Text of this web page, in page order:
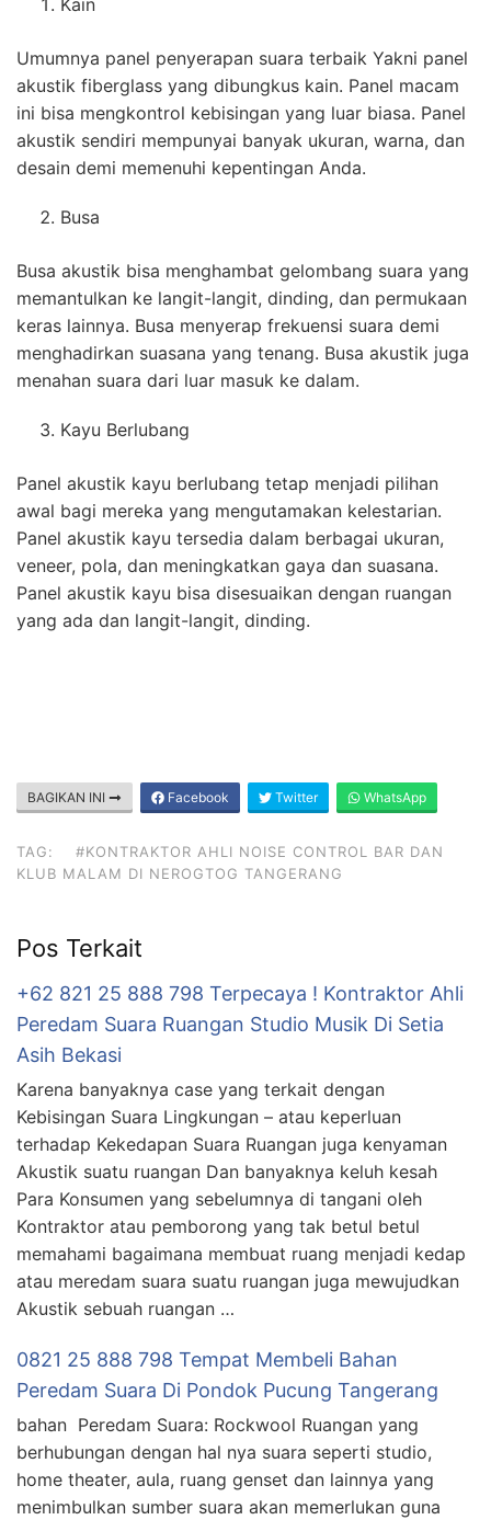
Kain
Umumnya panel penyerapan suara terbaik Yakni panel
akustik fiberglass yang dibungkus kain. Panel macam
ini bisa mengkontrol kebisingan yang luar biasa. Panel
akustik sendiri mempunyai banyak ukuran, warna, dan
desain demi memenuhi kepentingan Anda.
Busa
Busa akustik bisa menghambat gelombang suara yang
memantulkan ke langit-langit, dinding, dan permukaan
keras lainnya. Busa menyerap frekuensi suara demi
menghadirkan suasana yang tenang. Busa akustik juga
menahan suara dari luar masuk ke dalam.
Kayu Berlubang
Panel akustik kayu berlubang tetap menjadi pilihan
awal bagi mereka yang mengutamakan kelestarian.
Panel akustik kayu tersedia dalam berbagai ukuran,
veneer, pola, dan meningkatkan gaya dan suasana.
Panel akustik kayu bisa disesuaikan dengan ruangan
yang ada dan langit-langit, dinding.
BAGIKAN INI Facebook Twitter WhatsApp
TAG:
#KONTRAKTOR AHLI NOISE CONTROL BAR DAN
KLUB MALAM DI NEROGTOG TANGERANG
Pos Terkait
+62 821 25 888 798 Terpecaya ! Kontraktor Ahli
Peredam Suara Ruangan Studio Musik Di Setia
Asih Bekasi
Karena banyaknya case yang terkait dengan
Kebisingan Suara Lingkungan – atau keperluan
terhadap Kekedapan Suara Ruangan juga kenyaman
Akustik suatu ruangan Dan banyaknya keluh kesah
Para Konsumen yang sebelumnya di tangani oleh
Kontraktor atau pemborong yang tak betul betul
memahami bagaimana membuat ruang menjadi kedap
atau meredam suara suatu ruangan juga mewujudkan
Akustik sebuah ruangan …
0821 25 888 798 Tempat Membeli Bahan
Peredam Suara Di Pondok Pucung Tangerang
bahan Peredam Suara: Rockwool Ruangan yang
berhubungan dengan hal nya suara seperti studio,
home theater, aula, ruang genset dan lainnya yang
menimbulkan sumber suara akan memerlukan guna